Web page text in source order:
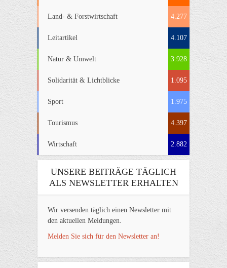
Land- & Forstwirtschaft 4.277
Leitartikel 4.107
Natur & Umwelt 3.928
Solidarität & Lichtblicke 1.095
Sport 1.975
Tourismus 4.397
Wirtschaft 2.882
UNSERE BEITRÄGE TÄGLICH
ALS NEWSLETTER ERHALTEN
Wir versenden täglich einen Newsletter mit
den aktuellen Meldungen.
Melden Sie sich für den Newsletter an!